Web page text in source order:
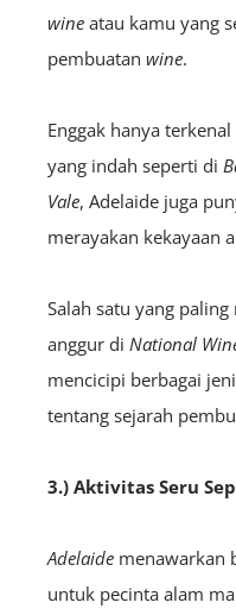
wine atau kamu yang
pembuatan wine.
Enggak hanya
yang indah seperti di
Vale, Adelaide juga
merayakan kekayaan
Salah satu yang
anggur di National
mencicipi berbagai
tentang sejarah
3.) Aktivitas Seru
Adelaide menawarkan
untuk pecinta alam